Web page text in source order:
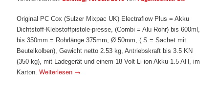
Original PC Cox (Sulzer Mixpac UK) Electraflow Plus = Akku
Dichtstoff-Klebstoffpistole-presse, (Combi = Alu Rohr) bis 600ml,
bis 350mm = Rohrlänge 375mm, Ø 50mm, ( S = Sachet mit
Beutelkolben), Gewicht netto 2.53 kg, Antriebskraft bis 3.5 KN
(350 kg), mit Ladegerät und einem 18 Volt Li-ion Akku 1.5 AH, im
Karton. Weiterlesen →